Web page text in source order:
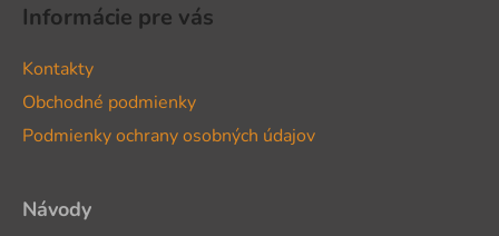
Informácie pre vás
Kontakty
Obchodné podmienky
Podmienky ochrany osobných údajov
Návody